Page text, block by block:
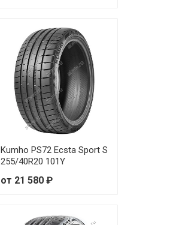
Kumho PS72 Ecsta Sport S
255/40R20 101Y
от 21 580 ₽